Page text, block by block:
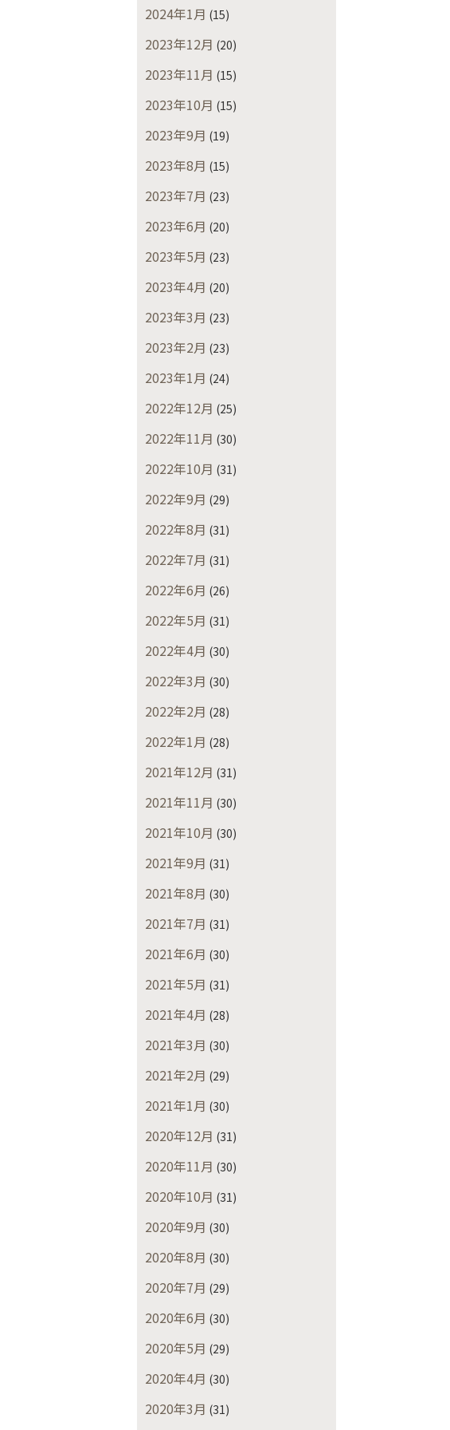
2024年1月 (15)
2023年12月 (20)
2023年11月 (15)
2023年10月 (15)
2023年9月 (19)
2023年8月 (15)
2023年7月 (23)
2023年6月 (20)
2023年5月 (23)
2023年4月 (20)
2023年3月 (23)
2023年2月 (23)
2023年1月 (24)
2022年12月 (25)
2022年11月 (30)
2022年10月 (31)
2022年9月 (29)
2022年8月 (31)
2022年7月 (31)
2022年6月 (26)
2022年5月 (31)
2022年4月 (30)
2022年3月 (30)
2022年2月 (28)
2022年1月 (28)
2021年12月 (31)
2021年11月 (30)
2021年10月 (30)
2021年9月 (31)
2021年8月 (30)
2021年7月 (31)
2021年6月 (30)
2021年5月 (31)
2021年4月 (28)
2021年3月 (30)
2021年2月 (29)
2021年1月 (30)
2020年12月 (31)
2020年11月 (30)
2020年10月 (31)
2020年9月 (30)
2020年8月 (30)
2020年7月 (29)
2020年6月 (30)
2020年5月 (29)
2020年4月 (30)
2020年3月 (31)